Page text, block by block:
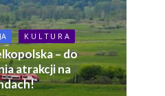
K U L T U R A
– do
atrakcji na